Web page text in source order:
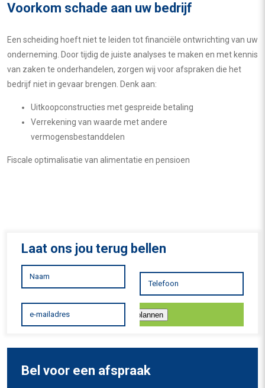
Voorkom schade aan uw bedrijf
Een scheiding hoeft niet te leiden tot financiële ontwrichting van uw
onderneming. Door tijdig de juiste analyses te maken en met kennis
van zaken te onderhandelen, zorgen wij voor afspraken die het
bedrijf niet in gevaar brengen. Denk aan:
Uitkoopconstructies met gespreide betaling
Verrekening van waarde met andere
vermogensbestanddelen
Fiscale optimalisatie van alimentatie en pensioen
Laat ons jou terug bellen
Inplannen
Bel voor een afspraak